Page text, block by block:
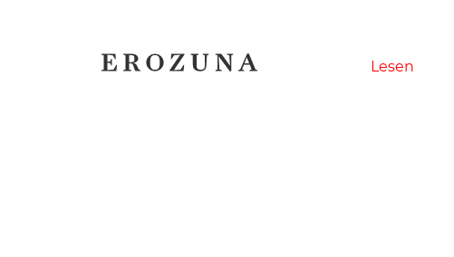
Navigation
Lesen